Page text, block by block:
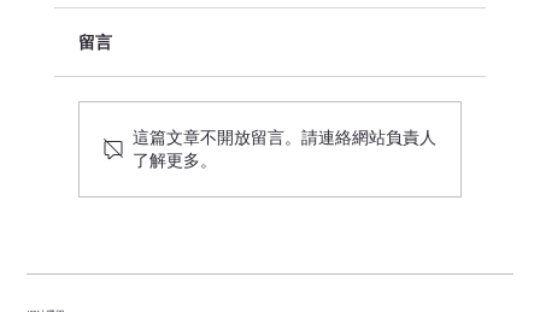
留言
這篇文章不開放留言。請連絡網站負責人
了解更多。